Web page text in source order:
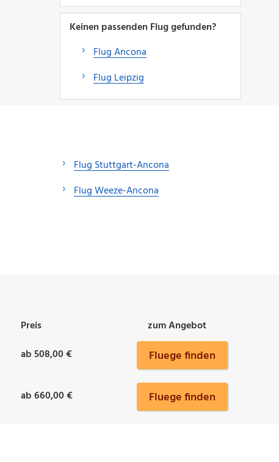
Keinen passenden Flug gefunden?
Flug Ancona
Flug Leipzig
Flug Stuttgart-Ancona
Flug Weeze-Ancona
Preis
zum Angebot
ab 508,00 € Fluege finden
ab 660,00 € Fluege finden